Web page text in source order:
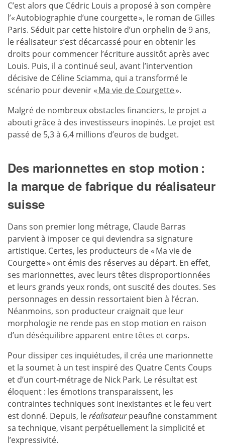
C’est alors que Cédric Louis a proposé à son compère
l’« Autobiographie d’une courgette », le roman de Gilles
Paris. Séduit par cette histoire d’un orphelin de 9 ans,
le réalisateur s’est décarcassé pour en obtenir les
droits pour commencer l’écriture aussitôt après avec
Louis. Puis, il a continué seul, avant l’intervention
décisive de Céline Sciamma, qui a transformé le
scénario pour devenir «Ma vie de Courgette».
Malgré de nombreux obstacles financiers, le projet a
abouti grâce à des investisseurs inopinés. Le projet est
passé de 5,3 à 6,4 millions d’euros de budget.
Des marionnettes en stop motion :
la marque de fabrique du réalisateur
suisse
Dans son premier long métrage, Claude Barras
parvient à imposer ce qui deviendra sa signature
artistique. Certes, les producteurs de « Ma vie de
Courgette » ont émis des réserves au départ. En effet,
ses marionnettes, avec leurs têtes disproportionnées
et leurs grands yeux ronds, ont suscité des doutes. Ses
personnages en dessin ressortaient bien à l’écran.
Néanmoins, son producteur craignait que leur
morphologie ne rende pas en stop motion en raison
d’un déséquilibre apparent entre têtes et corps.
Pour dissiper ces inquiétudes, il créa une marionnette
et la soumet à un test inspiré des Quatre Cents Coups
et d’un court-métrage de Nick Park. Le résultat est
éloquent : les émotions transparaissent, les
contraintes techniques sont inexistantes et le feu vert
est donné. Depuis, leréalisateurpeaufine constamment
sa technique, visant perpétuellement la simplicité et
l’expressivité.